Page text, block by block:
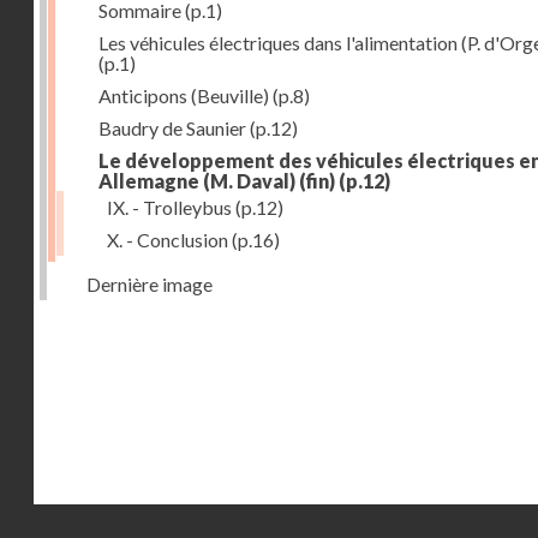
Sommaire(p.1)
Les véhicules électriques dans l'alimentation (P.
(p.1)
Anticipons (Beuville) (p.8)
Baudry de Saunier(p.12)
Le développement des véhicules électriques
Allemagne (M. Daval) (fin) (p.12)
IX. - Trolleybus (p.12)
X. - Conclusion(p.16)
Dernière image